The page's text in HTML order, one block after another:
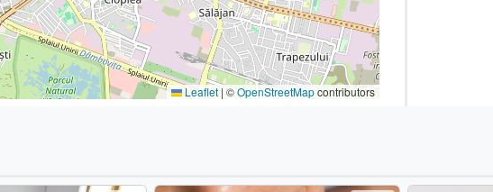
Leaflet | ©OpenStreetMapcontributors